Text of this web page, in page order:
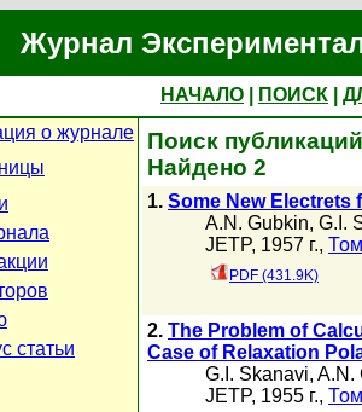
Журнал
НАЧАЛО ПОИСК
о журнале
статьи
Поиск
Найдено 2
1. Some New Electrets
A.N. Gubkin, G.I.
JETP, 1957 г.,
PDF (431.9K)
2. The Problem of
Case of Relaxation
G.I. Skanavi, A.N.
JETP, 1955 г.,